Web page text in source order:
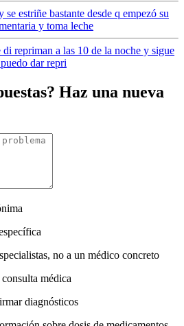
estriñe bastante desde q empezó su
y toma leche
repriman a las 10 de la noche y sigue
dar repri
Haz una nueva
no a un médico concreto
médica
diagnósticos